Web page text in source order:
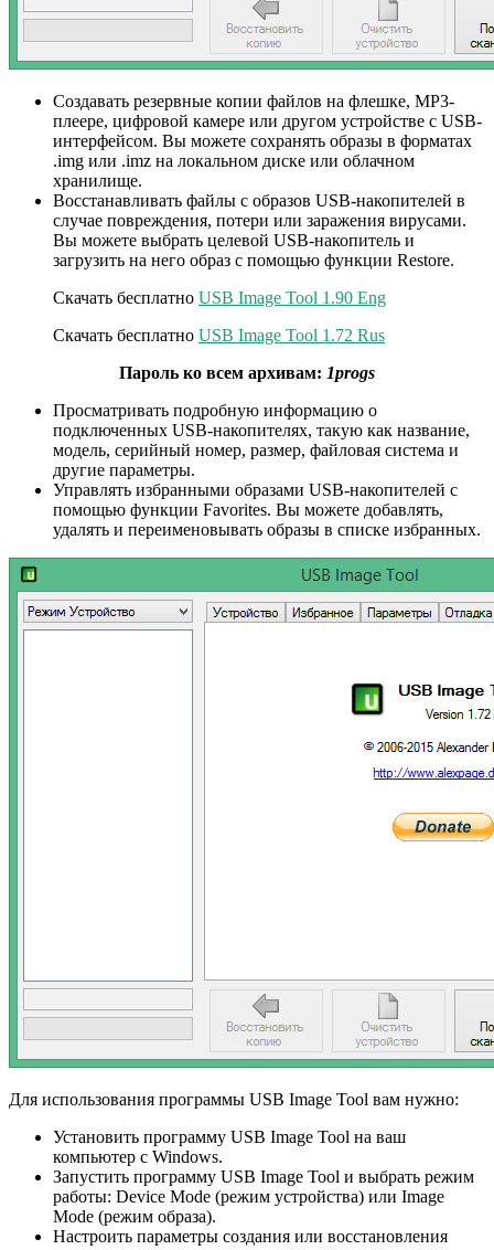
Создавать резервные копии файлов на флешке, MP3-
плеере, цифровой камере или другом устройстве с USB-
интерфейсом. Вы можете сохранять образы в форматах
.img или .imz на локальном диске или облачном
хранилище.
Восстанавливать файлы с образов USB-накопителей в
случае повреждения, потери или заражения вирусами.
Вы можете выбрать целевой USB-накопитель и
загрузить на него образ с помощью функции Restore.
Скачать бесплатно USB Image Tool 1.90 Eng
Скачать бесплатно USB Image Tool 1.72 Rus
Пароль ко всем архивам: 1progs
Просматривать подробную информацию о
подключенных USB-накопителях, такую как название,
модель, серийный номер, размер, файловая система и
другие параметры.
Управлять избранными образами USB-накопителей с
помощью функции Favorites. Вы можете добавлять,
удалять и переименовывать образы в списке избранных.
Для использования программы USB Image Tool вам нужно:
Установить программу USB Image Tool на ваш
компьютер с Windows.
Запустить программу USB Image Tool и выбрать режим
работы: Device Mode (режим устройства) или Image
Mode (режим образа).
Настроить параметры создания или восстановления